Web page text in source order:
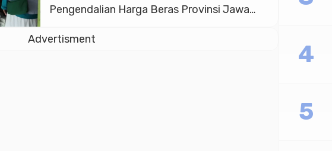
Pengendalian Harga Beras Provinsi Jawa
langsung di Kabupaten Boyolali, pada Kamis
Advertisment